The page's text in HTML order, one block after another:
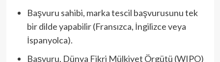
Başvuru sahibi, marka tescil başvurusunu tek
bir dilde yapabilir (Fransızca, İngilizce veya
İspanyolca).
Başvuru, Dünya Fikri Mülkiyet Örgütü (WIPO)